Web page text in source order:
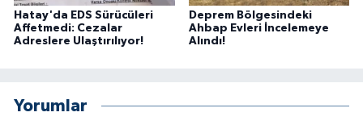
Hatay'da EDS Sürücüleri
Affetmedi: Cezalar
Adreslere Ulaştırılıyor!
Deprem Bölgesindeki
Ahbap Evleri İncelemeye
Alındı!
Yorumlar